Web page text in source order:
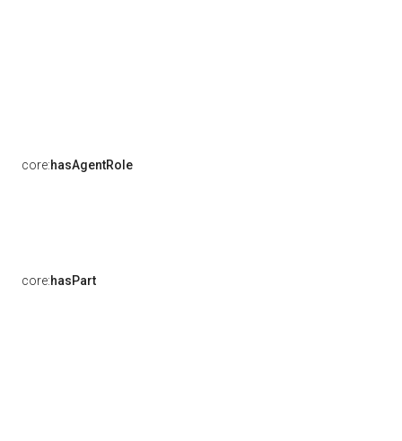
core:hasAgentRole
core:hasPart